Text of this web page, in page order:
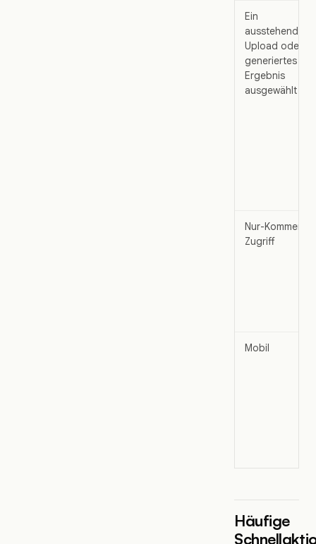
Ein
ausstehender
Upload oder
generiertes
Ergebnis
ausgewählt
Nur-
Zugriff
Mobil
Häufige